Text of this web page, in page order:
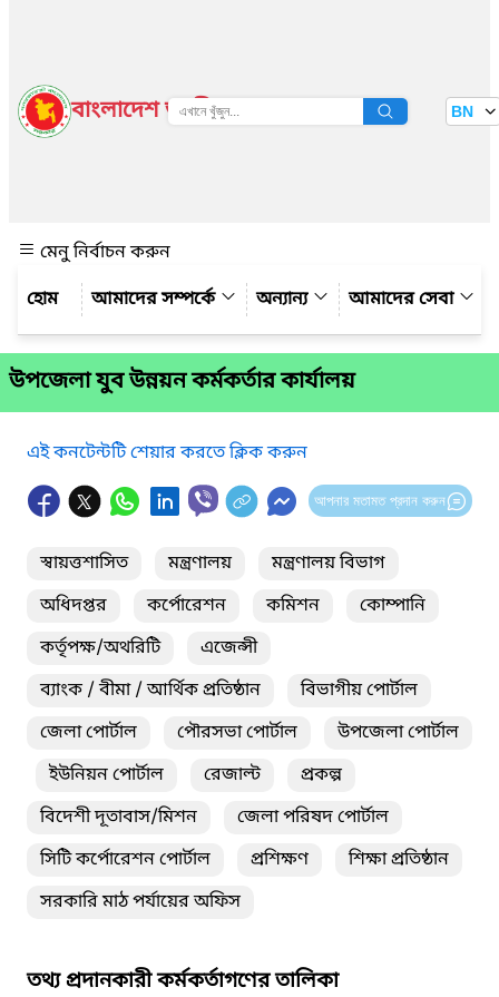
বাংলাদেশ জাতীয় তথ্য বাতায়ন BN
মেনু নির্বাচন করুন
আমাদের সম্পর্কে
অন্যান্য আমাদের সেবা
উপজেলা যুব উন্নয়ন কর্মকর্তার কার্যালয়
এই কনটেন্টটি শেয়ার করতে ক্লিক করুন
আপনার মতামত প্রদান করুন
স্বায়ত্তশাসিত মন্ত্রণালয়
মন্ত্রণালয় বিভাগ
অধিদপ্তর
কর্পোরেশন কমিশন
কোম্পানি
কর্তৃপক্ষ/অথরিটি
এজেন্সী
ব্যাংক / বীমা / আর্থিক প্রতিষ্ঠান
বিভাগীয় পোর্টাল
জেলা পোর্টাল
পৌরসভা পোর্টাল
উপজেলা পোর্টাল
ইউনিয়ন পোর্টাল
রেজাল্ট
প্রকল্প
বিদেশী দূতাবাস/মিশন
জেলা পরিষদ পোর্টাল
সিটি কর্পোরেশন পোর্টাল
প্রশিক্ষণ
শিক্ষা প্রতিষ্ঠান
সরকারি মাঠ পর্যায়ের অফিস
তথ্য প্রদানকারী কর্মকর্তাগণের তালিকা